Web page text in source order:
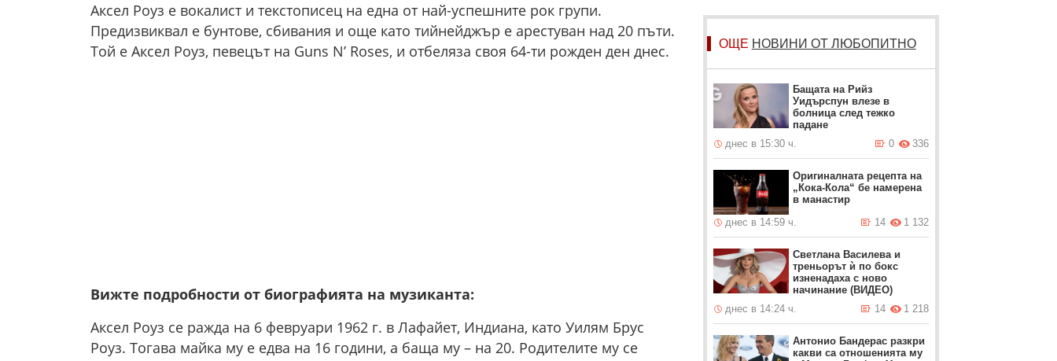
Аксел Роуз е вокалист и текстописец на една от най-успешните рок групи.
Предизвиквал е бунтове, сбивания и още като тийнейджър е арестуван над 20 пъти.
Той е Аксел Роуз, певецът на Guns N’ Roses, и отбеляза своя 64-ти рожден ден днес.
Вижте подробности от биографията на музиканта:
Аксел Роуз се ражда на 6 февруари 1962 г. в Лафайет, Индиана, като Уилям Брус
Роуз. Тогава майка му е едва на 16 години, а баща му – на 20. Родителите му се
ОЩЕ НОВИНИ ОТ ЛЮБОПИТНО
Бащата на Рийз
Уидърспун влезе в
болница след тежко
падане
днес в 15:30 ч.
336
0
Оригиналната рецепта на
„Кока-Кола“ бе намерена
в манастир
днес в 14:59 ч.
1 132
14
Светлана Василева и
треньорът ѝ по бокс
изненадаха с ново
начинание (ВИДЕО)
днес в 14:24 ч.
1 218
14
Антонио Бандерас разкри
какви са отношенията му